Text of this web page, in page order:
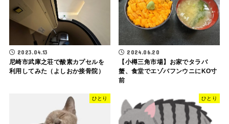
2023.04.13
尼崎市武庫之荘で酸素カプセルを
利用してみた（よしおか接骨院）
2024.06.20
【小樽三角市場】お家でタラバ
蟹、食堂でエゾバフンウニにKO寸
前
ひとり ひとり